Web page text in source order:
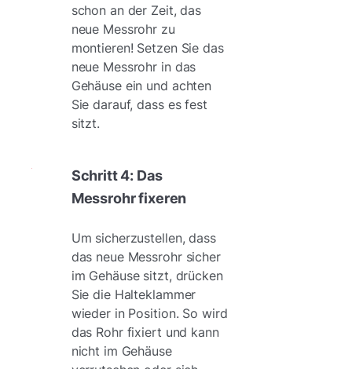
schon an der Zeit, das
neue Messrohr zu
montieren! Setzen Sie das
neue Messrohr in das
Gehäuse ein und achten
Sie darauf, dass es fest
sitzt.
Schritt 4: Das
Messrohr fixeren
Um sicherzustellen, dass
das neue Messrohr sicher
im Gehäuse sitzt, drücken
Sie die Halteklammer
wieder in Position. So wird
das Rohr fixiert und kann
nicht im Gehäuse